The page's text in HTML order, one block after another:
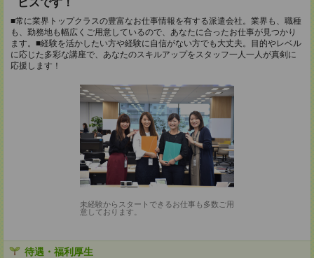
ビスです！
■常に業界トップクラスの豊富なお仕事情報を有する派遣会社。業界も、職種
も、勤務地も幅広くご用意しているので、あなたに合ったお仕事が見つかり
ます。■経験を活かしたい方や経験に自信がない方でも大丈夫。目的やレベル
に応じた多彩な講座で、あなたのスキルアップをスタッフ一人一人が真剣に
応援します！
未経験からスタートできるお仕事も多数ご用
意しております。
待遇・福利厚生